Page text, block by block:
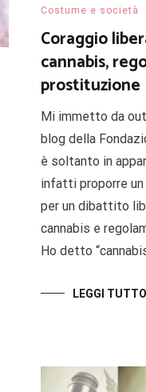
Costume e società
Coraggio
cannabis,
prostituzione
Mi immetto da
blog della
è soltanto in
infatti proporre
per un dibattito
cannabis e
Ho detto
LEGGI TUTTO